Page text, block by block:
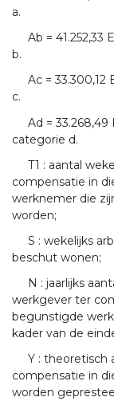
a.
Ab =
b.
Ac =
c.
Ad =
categorie d.
T1 : aantal
compensatie in
werknemer die
worden;
S : wekelijks
beschut wonen;
N : jaarlijks
werkgever ter
begunstigde
kader van de
Y : theoretisch
compensatie in
worden